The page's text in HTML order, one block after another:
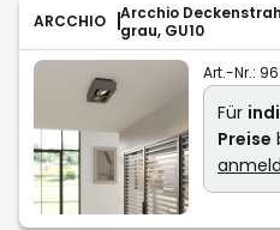
ARCCHIO
Arcchio
grau, GU10
Art.-Nr.:
Für
Preise